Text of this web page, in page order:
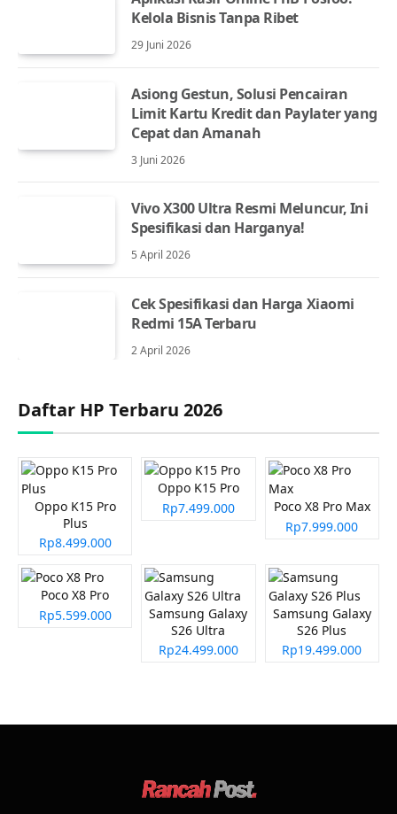
Kelola Bisnis Tanpa Ribet
29 Juni 2026
Asiong Gestun, Solusi Pencairan
Limit Kartu Kredit dan Paylater yang
Cepat dan Amanah
3 Juni 2026
Vivo X300 Ultra Resmi Meluncur, Ini
Spesifikasi dan Harganya!
5 April 2026
Cek Spesifikasi dan Harga Xiaomi
Redmi 15A Terbaru
2 April 2026
Daftar HP Terbaru 2026
Oppo K15 Pro
Plus
Rp8.499.000
Oppo K15 Pro
Rp7.499.000
Poco X8 Pro Max
Rp7.999.000
Poco X8 Pro
Rp5.599.000
Samsung Galaxy
S26 Ultra
Rp24.499.000
Samsung Galaxy
S26 Plus
Rp19.499.000